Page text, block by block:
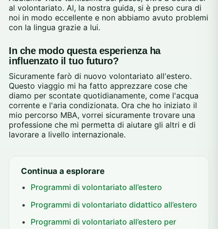
al volontariato. Al, la nostra guida, si è preso cura di
noi in modo eccellente e non abbiamo avuto problemi
con la lingua grazie a lui.
In che modo questa esperienza ha
influenzato il tuo futuro?
Sicuramente farò di nuovo volontariato all'estero.
Questo viaggio mi ha fatto apprezzare cose che
diamo per scontate quotidianamente, come l'acqua
corrente e l'aria condizionata. Ora che ho iniziato il
mio percorso MBA, vorrei sicuramente trovare una
professione che mi permetta di aiutare gli altri e di
lavorare a livello internazionale.
Continua a esplorare
Programmi di volontariato all’estero
Programmi di volontariato didattico all’estero
Programmi di volontariato all’estero per